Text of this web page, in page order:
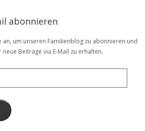
abonnieren
an, um unseren Familienblog zu abonnieren und
Beiträge via E-Mail zu erhalten.